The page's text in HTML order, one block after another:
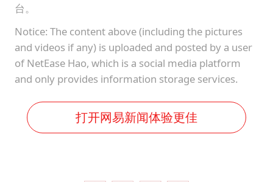
台。
Notice: The content above (including the pictures
and videos if any) is uploaded and posted by a user
of NetEase Hao, which is a social media platform
and only provides information storage services.
打开网易新闻体验更佳